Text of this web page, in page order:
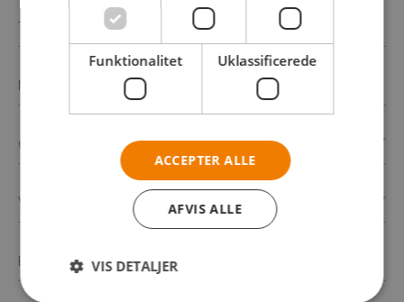
Funktionalitet Uklassificerede
ACCEPTER ALLE
AFVIS ALLE
VIS DETALJER